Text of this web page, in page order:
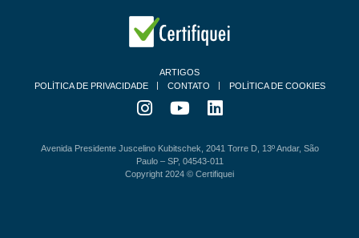
ARTIGOS
POLÍTICA DE PRIVACIDADE
CONTATO POLÍTICA DE COOKIES
Avenida Presidente Juscelino Kubitschek, 2041 Torre D, 13º Andar, São
Paulo – SP, 04543-011
Copyright 2024 © Certifiquei